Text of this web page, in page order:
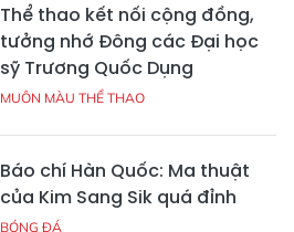
Thể thao kết nối cộng đồng,
tưởng nhớ Đông các Đại học
sỹ Trương Quốc Dụng
MUÔN MÀU THỂ THAO
Báo chí Hàn Quốc: Ma thuật
của Kim Sang Sik quá đỉnh
BÓNG ĐÁ